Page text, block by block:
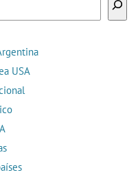
USA